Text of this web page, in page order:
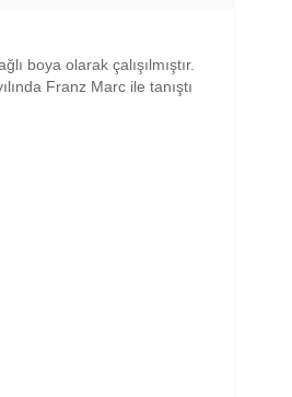
boya olarak çalışılmıştır.
Franz Marc ile tanıştı